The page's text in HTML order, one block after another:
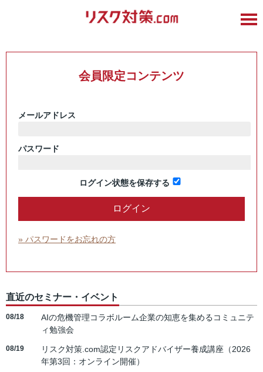
会員限定コンテンツ
メールアドレス
パスワード
ログイン状態を保存する
» パスワードをお忘れの方
直近のセミナー・イベント
08/18
AIの危機管理コラボルーム企業の知恵を集めるコミュニテ
ィ勉強会
08/19
リスク対策.com認定リスクアドバイザー養成講座（2026
年第3回：オンライン開催）